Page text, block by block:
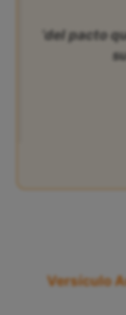
‘del pacto
Versículo